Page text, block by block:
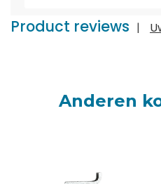
Product reviews |
Anderen